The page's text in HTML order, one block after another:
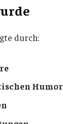
durch:
Humor